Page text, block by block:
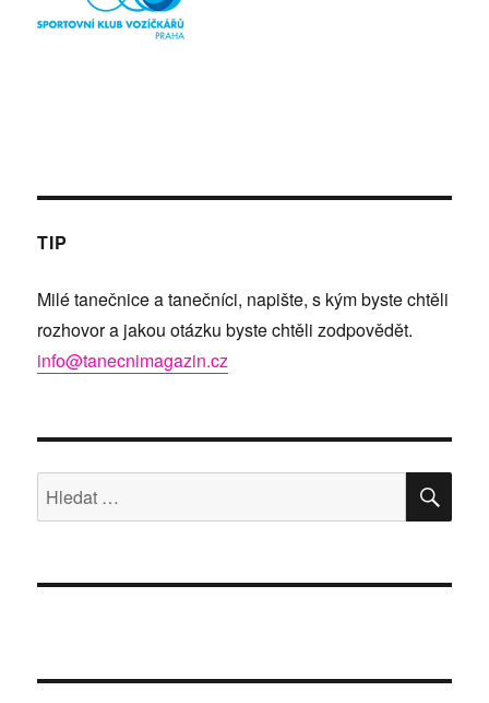
TIP
Milé tanečnice a tanečníci, napište, s kým byste chtěli
rozhovor a jakou otázku byste chtěli zodpovědět.
info@tanecnimagazin.cz
Hledat: